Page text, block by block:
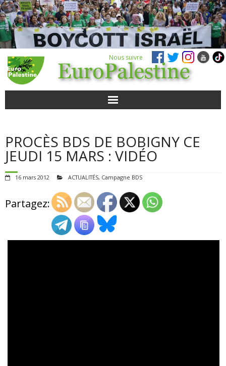
Nous suivre
POUR AGIR
QUI SOMMES-NOUS ?
PROCÈS BDS DE BOBIGNY CE
JEUDI 15 MARS : VIDÉO
16 mars 2012 ACTUALITÉS, Campagne BDS
Partagez: